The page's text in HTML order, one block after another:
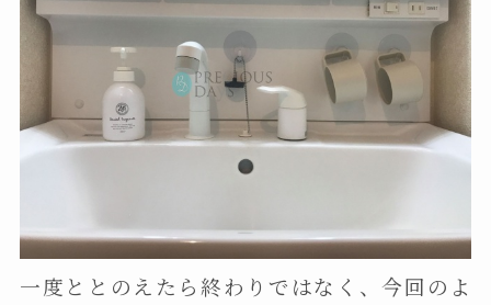
一度ととのえたら終わりではなく、今回のよ